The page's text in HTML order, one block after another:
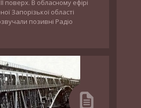
ІІ поверх. В обласному ефірі
Запорізької області
позивні Радіо